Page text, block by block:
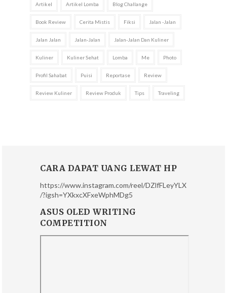
Artikel Artikel Lomba Blog Challange
Book Review Cerita Mistis Fiksi Jalan -jalan
Jalan Jalan Jalan-Jalan Jalan-Jalan Dan Kuliner
Kuliner Kuliner Sehat Lomba Me Photo
Profil Sahabat Puisi Reportase Review
Review Kuliner Review Produk Tips Traveling
CARA DAPAT UANG LEWAT HP
https://www.instagram.com/reel/DZlfFLeyYLX
/?igsh=YXkxcXFxeWphMDg5
ASUS OLED WRITING
COMPETITION